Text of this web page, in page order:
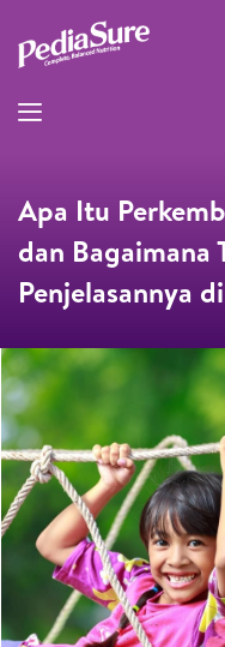
Apa Itu
dan Bagaimana
Penjelasannya